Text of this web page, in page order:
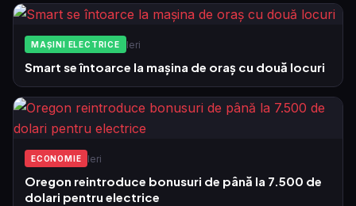
MAȘINI ELECTRICE Ieri
Smart se întoarce la mașina de oraș cu două locuri
ECONOMIE Ieri
Oregon reintroduce bonusuri de până la 7.500 de
dolari pentru electrice